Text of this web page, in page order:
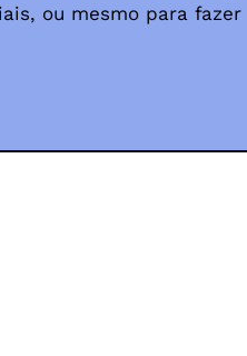
ou mesmo para fazer